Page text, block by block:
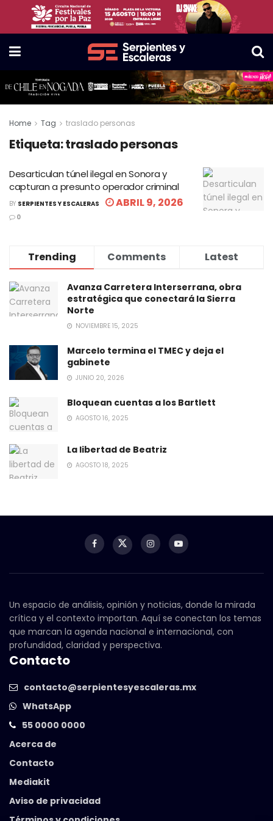
Home Tag traslado personas
Etiqueta:traslado personas
Desarticulan túnel ilegal en Sonora y
capturan a presunto operador criminal
BY SERPIENTES Y ESCALERAS ABRIL 9, 2026
0
Trending Comments Latest
Avanza Carretera Interserrana, obra
estratégica que conectará la Sierra
Norte
NOVIEMBRE 15, 2025
Marcelo termina el TMEC y deja el
gabinete
JUNIO 20, 2026
Bloquean cuentas a los Bartlett
AGOSTO 16, 2025
La libertad de Beatriz
AGOSTO 18, 2025
Un espacio de análisis, opinión y noticias, donde la mirada
crítica y el contexto importan. Aquí se conectan los temas
que marcan la agenda nacional e internacional, con
profundidad, claridad y perspectiva.
Contacto
contacto@serpientesyescaleras.mx
WhatsApp
55 0000 0000
Acerca de
Contacto
Mediakit
Aviso de privacidad